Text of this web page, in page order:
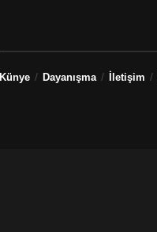
Künye Dayanışma İletişim